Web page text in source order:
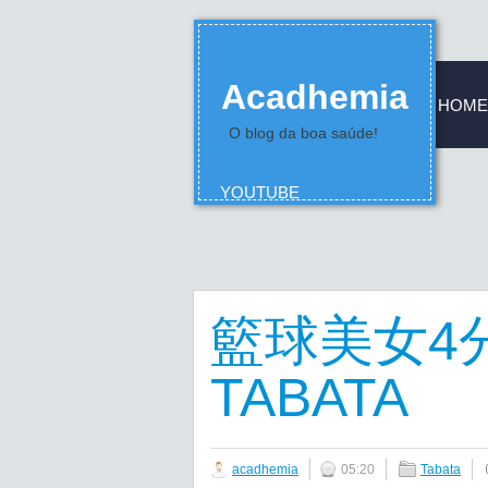
Acadhemia
O blog da boa saúde!
HOME
YOUTUBE
籃球美女4
TABATA
acadhemia 05:20 Tabata